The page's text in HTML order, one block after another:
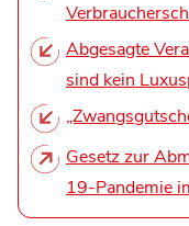
Abgesagte
sind kein
Gesetz zur
19-Pandemie